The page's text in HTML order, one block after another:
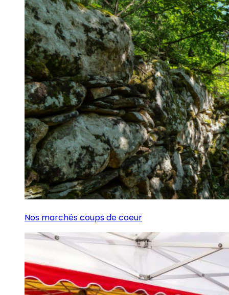
Nos marchés coups de coeur